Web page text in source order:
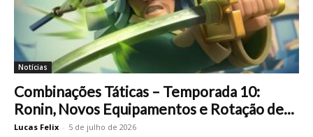
Notícias
Combinações Táticas – Temporada 10:
Ronin, Novos Equipamentos e Rotação de...
Lucas Felix - 5 de julho de 2026